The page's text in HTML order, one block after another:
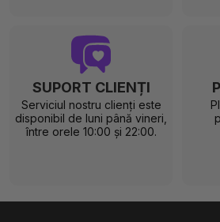
SUPORT CLIENȚI
Serviciul nostru clienți este
disponibil de luni până vineri,
între orele 10:00 și 22:00.